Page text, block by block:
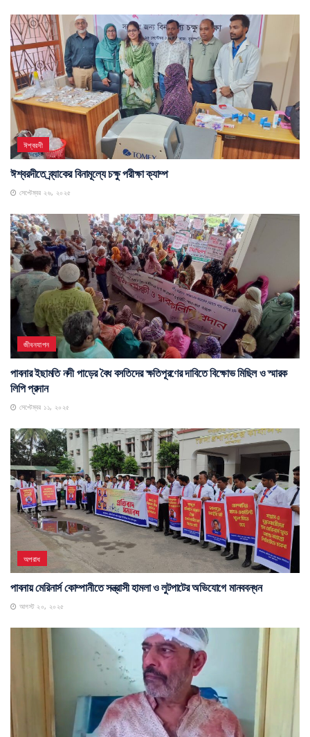
ঈশ্বরদী
ঈশ্বরদীতে ব্র্যাকের বিনামূল্যে চক্ষু পরীক্ষা ক্যাম্প
সেপ্টেম্বর ২৬, ২০২৫
জীবনযাপন
পাবনার ইছামতি নদী পাড়ের বৈধ বসতিদের ক্ষতিপূরণের দাবিতে বিক্ষোভ মিছিল ও স্মারক
লিপি প্রদান
সেপ্টেম্বর ১১, ২০২৫
অপরাধ
পাবনায় মেরিনার্স কোম্পানীতে সন্ত্রাসী হামলা ও লুটপাটের অভিযোগে মানববন্ধন
আগস্ট ২০, ২০২৫